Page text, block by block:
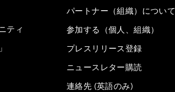
ティ
パートナー（組織）について
参加する（個人、組織）
プレスリリース登録
ニュースレター購読
連絡先 (英語のみ)